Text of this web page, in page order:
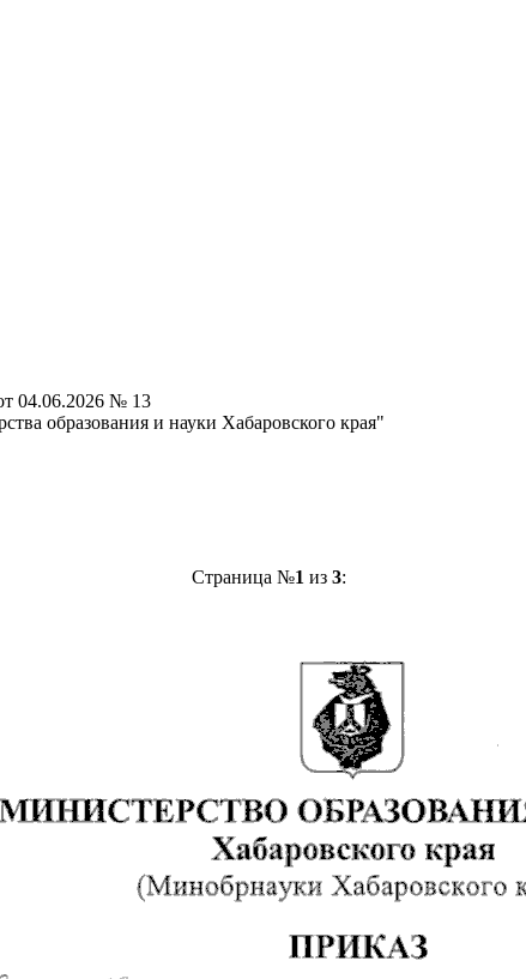
04.06.2026 № 13
образования и науки Хабаровского края"
Страница №1 из 3: